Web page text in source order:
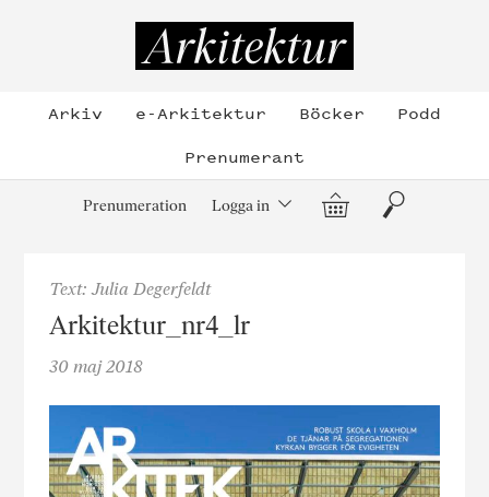
Arkiv e-Arkitektur Böcker
Podd
Prenumerant
Prenumeration Logga in Varukorg
Sök
Text: Julia Degerfeldt
Arkitektur_nr4_lr
30 maj 2018